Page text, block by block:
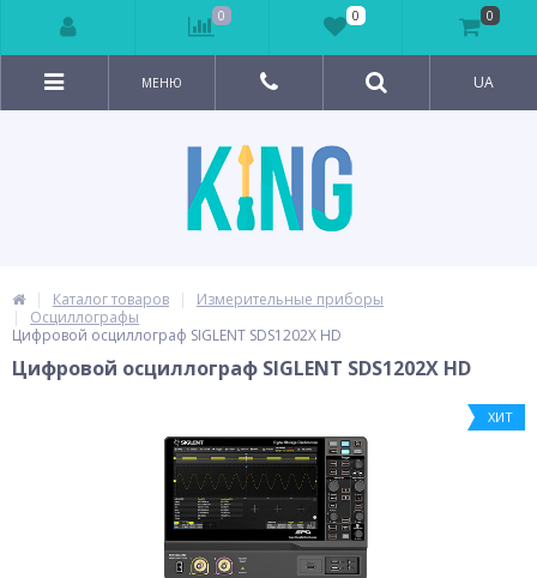
МЕНЮ UA
Каталог товаров
Измерительные приборы
Осциллографы
Цифровой осциллограф SIGLENT SDS1202X HD
Цифровой осциллограф SIGLENT SDS1202X HD
ХИТ
0 0 0